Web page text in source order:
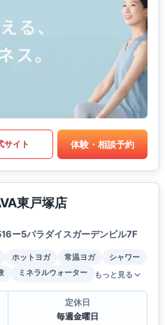
サイト 体験・相談予約
東戸塚店
ー5パラダイスガーデンビル7F
ホットヨガ 常温ヨガ
シャワー
ミネラルウォーター もっと見る
定休日
毎週金曜日